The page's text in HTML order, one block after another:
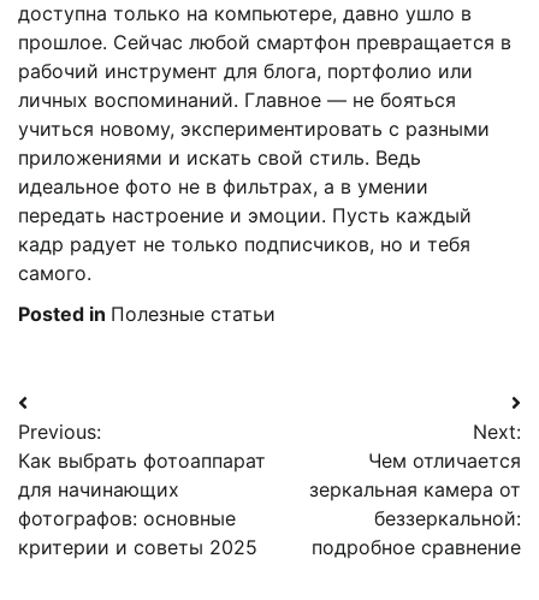
доступна только на компьютере, давно ушло в
прошлое. Сейчас любой смартфон превращается в
рабочий инструмент для блога, портфолио или
личных воспоминаний. Главное — не бояться
учиться новому, экспериментировать с разными
приложениями и искать свой стиль. Ведь
идеальное фото не в фильтрах, а в умении
передать настроение и эмоции. Пусть каждый
кадр радует не только подписчиков, но и тебя
самого.
Posted in Полезные статьи
Навигация
по
записям
Previous:
Как выбрать фотоаппарат
для начинающих
фотографов: основные
критерии и советы 2025
Next:
Чем отличается
зеркальная камера от
беззеркальной:
подробное сравнение